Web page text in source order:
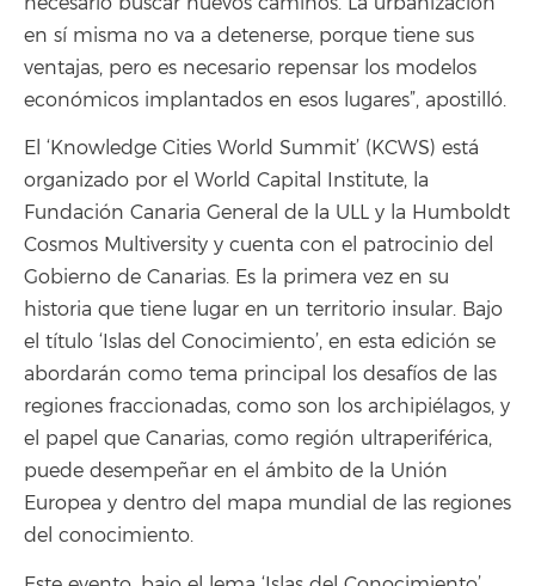
en sí misma no va a detenerse, porque tiene sus
ventajas, pero es necesario repensar los modelos
económicos implantados en esos lugares”, apostilló.
El ‘Knowledge Cities World Summit’ (KCWS) está
organizado por el World Capital Institute, la
Fundación Canaria General de la ULL y la Humboldt
Cosmos Multiversity y cuenta con el patrocinio del
Gobierno de Canarias. Es la primera vez en su
historia que tiene lugar en un territorio insular. Bajo
el título ‘Islas del Conocimiento’, en esta edición se
abordarán como tema principal los desafíos de las
regiones fraccionadas, como son los archipiélagos, y
el papel que Canarias, como región ultraperiférica,
puede desempeñar en el ámbito de la Unión
Europea y dentro del mapa mundial de las regiones
del conocimiento.